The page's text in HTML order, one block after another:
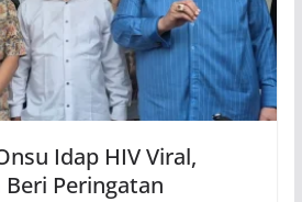
Idap HIV Viral,
Peringatan